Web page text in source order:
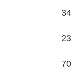
34
23
70